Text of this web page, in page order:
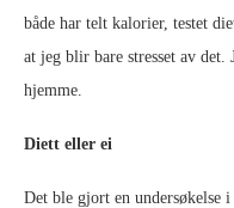
både har telt kalorier, testet
at jeg blir bare stresset av
hjemme.
Diett eller ei
Det ble gjort en undersøkelse